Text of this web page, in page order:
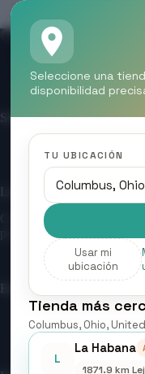
Contáctanos Sobre
Sobre Nosotros
Logros
Construimos una tienda
productos seleccionados
Enlaces Rápidos
Mi Cuenta
Contáctanos
Seleccione una
disponibilidad
TU UBICACIÓN
Usar mi
ubicación
Tienda más
Columbus, Ohio,
L
La Habana
1871.9 km